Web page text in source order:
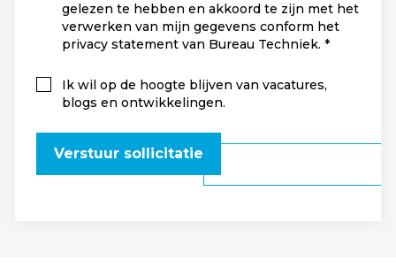
gelezen te hebben en akkoord te zijn met het
verwerken van mijn gegevens conform het
privacy statement van Bureau Techniek.
Ik wil op de hoogte blijven van vacatures,
blogs en ontwikkelingen.
Verstuur sollicitatie